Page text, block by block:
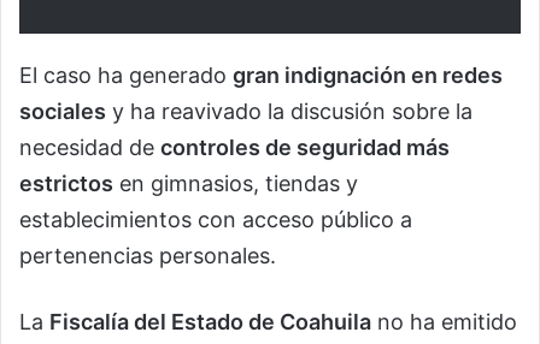
El caso ha generado gran indignación en redes
sociales y ha reavivado la discusión sobre la
necesidad de controles de seguridad más
estrictos en gimnasios, tiendas y
establecimientos con acceso público a
pertenencias personales.
La Fiscalía del Estado de Coahuila no ha emitido